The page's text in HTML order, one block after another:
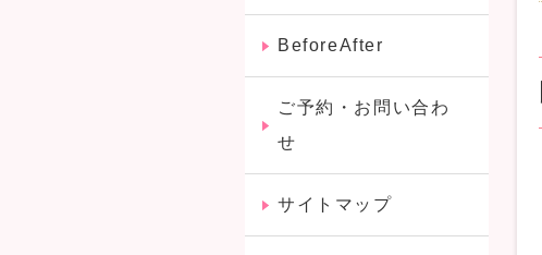
BeforeAfter
ご予約・お問い合わ
せ
サイトマップ